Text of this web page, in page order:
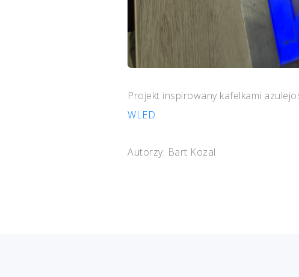
Projekt inspirowany kafelkami
WLED.
Autorzy: Bart Kozal